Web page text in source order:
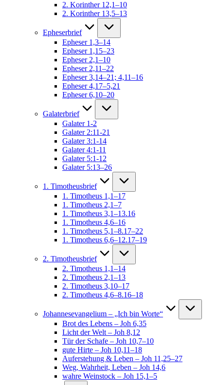
2. Korinther 12,1–10
2. Korinther 13,5–13
Epheserbrief
Epheser 1,3–14
Epheser 1,15–23
Epheser 2,1–10
Epheser 2,11–22
Epheser 3,14–21; 4,11–16
Epheser 4,17–5,21
Epheser 6,10–20
Galaterbrief
Galater 1-2
Galater 2:11-21
Galater 3:1-14
Galater 4:1-11
Galater 5:1-12
Galater 5:13–26
1. Timotheusbrief
1. Timotheus 1,1–17
1. Timotheus 2,1–7
1. Timotheus 3,1–13.16
1. Timotheus 4,6–16
1. Timotheus 5,1–8.17–22
1. Timotheus 6,6–12.17–19
2. Timotheusbrief
2. Timotheus 1,1–14
2. Timotheus 2,1–13
2. Timotheus 3,10–17
2. Timotheus 4,6–8.16–18
Johannesevangelium – „Ich bin Worte“
Brot des Lebens – Joh 6,35
Licht der Welt – Joh 8,12
Tür der Schafe – Joh 10,7–10
gute Hirte – Joh 10,11–18
Auferstehung & Leben – Joh 11,25–27
Weg, Wahrheit, Leben – Joh 14,6
wahre Weinstock – Joh 15,1–5